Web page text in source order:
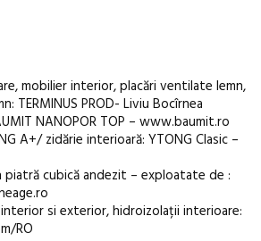
mobilier interior, placări ventilate lemn,
TERMINUS PROD- Liviu Bocîrnea
NANOPOR TOP – www.baumit.ro
A+/ zidărie interioară: YTONG Clasic –
piatră cubică andezit – exploatate de :
si exterior, hidroizolații interioare:
RO